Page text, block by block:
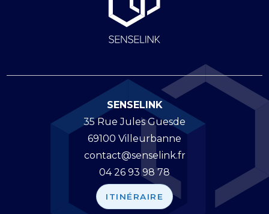
SENSELINK
35 Rue Jules Guesde
69100 Villeurbanne
contact@senselink.fr
04 26 93 98 78
ITINÉRAIRE